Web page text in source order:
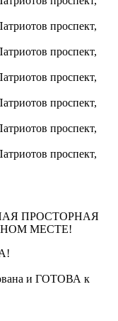
ПРОСТОРНАЯ
МЕСТЕ!
и ГОТОВА к